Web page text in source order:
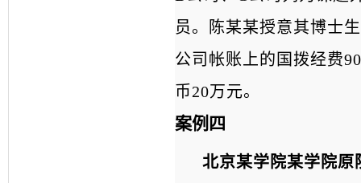
员。陈某某授意其博士
公司帐账上的国拨经费
币20万元。
案例四
北京某学院某学院原